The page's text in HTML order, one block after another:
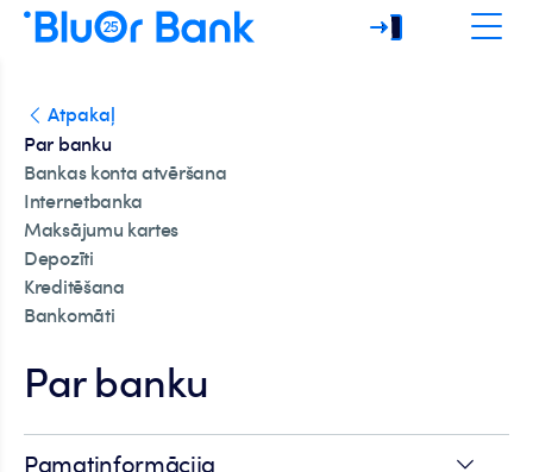
Atpakaļ
Par banku
Bankas konta atvēršana
Internetbanka
Maksājumu kartes
Depozīti
Kreditēšana
Bankomāti
Par banku
Pamatinformācija